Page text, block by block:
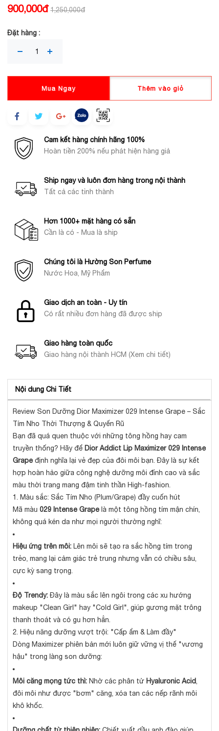
900,000đ 1,250,000đ
Đặt hàng :
Mua Ngay Thêm vào giỏ
Cam kết hàng chính hãng 100%
Hoàn tiền 200% nếu phát hiện hàng giả
Ship ngay và luôn đơn hàng trong nội thành
Tất cả các tỉnh thành
Hơn 1000+ mặt hàng có sẵn
Cần là có - Mua là ship
Chúng tôi là Hường Son Perfume
Nước Hoa, Mỹ Phẩm
Giao dịch an toàn - Uy tín
Có rất nhiều đơn hàng đã được ship
Giao hàng toàn quốc
Giao hàng nội thành HCM (Xem chi tiết)
Nội dung Chi Tiết
Review Son Dưỡng Dior Maximizer 029 Intense Grape – Sắc
Tím Nho Thời Thượng & Quyến Rũ
Bạn đã quá quen thuộc với những tông hồng hay cam
truyền thống? Hãy để Dior Addict Lip Maximizer 029 Intense
Grape định nghĩa lại vẻ đẹp của đôi môi bạn. Đây là sự kết
hợp hoàn hảo giữa công nghệ dưỡng môi đỉnh cao và sắc
màu thời trang mang đậm tinh thần High-fashion.
1. Màu sắc: Sắc Tím Nho (Plum/Grape) đầy cuốn hút
Mã màu 029 Intense Grape là một tông hồng tím mận chín,
không quá kén da như mọi người thường nghĩ:
Hiệu ứng trên môi: Lên môi sẽ tạo ra sắc hồng tím trong
trẻo, mang lại cảm giác trẻ trung nhưng vẫn có chiều sâu,
cực kỳ sang trọng.
Độ Trendy:Đây là màu sắc lên ngôi trong các xu hướng
makeup "Clean Girl" hay "Cold Girl", giúp gương mặt trông
thanh thoát và có gu hơn hẳn.
2. Hiệu năng dưỡng vượt trội: "Cấp ẩm & Làm đầy"
Dòng Maximizer phiên bản mới luôn giữ vững vị thế "vương
hậu" trong làng son dưỡng:
Môi căng mọng tức thì: Nhờ các phân tử Hyaluronic Acid,
đôi môi như được "bơm" căng, xóa tan các nếp rãnh môi
khô khốc.